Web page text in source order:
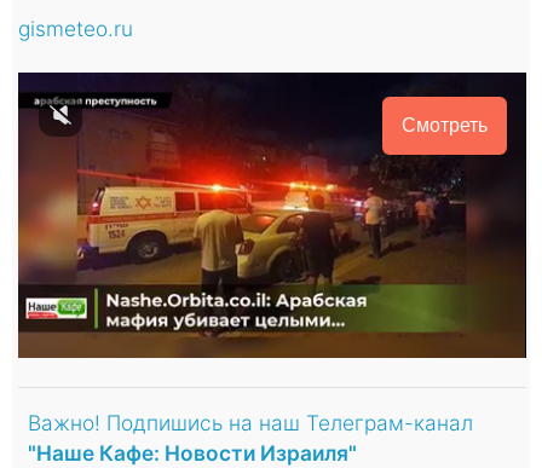
gismeteo.ru
Смотреть
Важно! Подпишись на наш Телеграм-канал
"Наше Кафе: Новости Израиля"